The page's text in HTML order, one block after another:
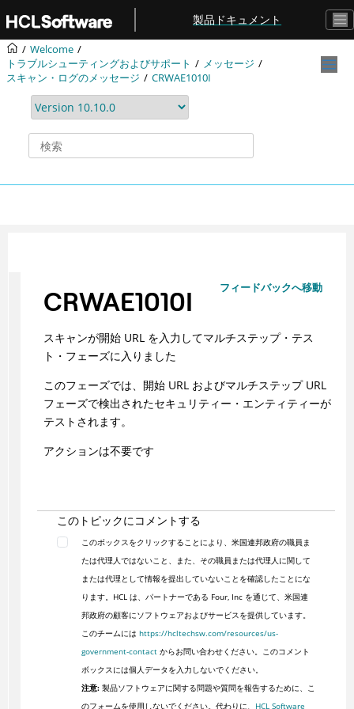
メインコンテンツにジャンプ
製品ドキュメント
Welcome
トラブルシューティングおよびサポート
メッセージ
スキャン・ログのメッセージ
CRWAE1010I
フィードバックへ移動
CRWAE1010I
スキャンが開始 URL を入力してマルチステップ・テス
ト・フェーズに入りました
このフェーズでは、開始 URL およびマルチステップ URL
フェーズで検出されたセキュリティー・エンティティーが
テストされます。
アクションは不要です
このトピックにコメントする
このボックスをクリックすることにより、米国連邦政府の職員ま
たは代理人ではないこと、また、その職員または代理人に関して
または代理として情報を提出していないことを確認したことにな
ります。HCL は、パートナーである Four, Inc を通じて、米国連
邦政府の顧客にソフトウェアおよびサービスを提供しています。
このチームには https://hcltechsw.com/resources/us-
government-contactからお問い合わせください。このコメント
ボックスには個人データを入力しないでください。
注意:製品ソフトウェアに関する問題や質問を報告するために、こ
のフォームを使用しないでください。代わりに、 HCL Software